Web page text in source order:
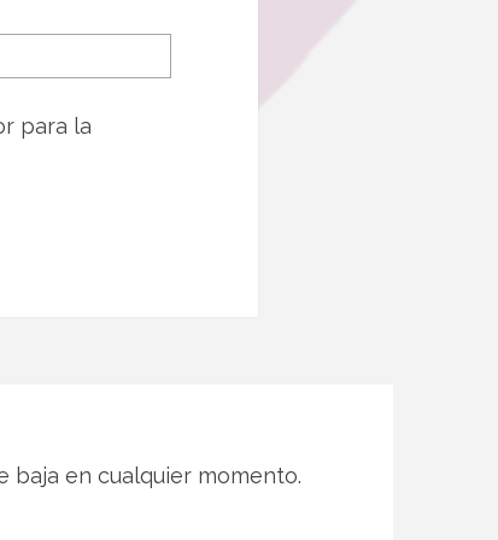
para la
baja en cualquier momento.